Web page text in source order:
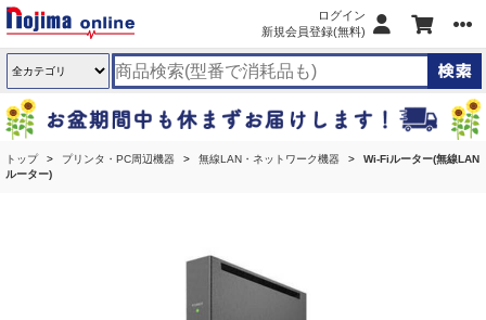
ログイン
新規会員登録(無料)
トップ プリンタ・PC周辺機器 無線LAN・ネットワーク機器
Wi-Fiルーター(無線LAN
ルーター)